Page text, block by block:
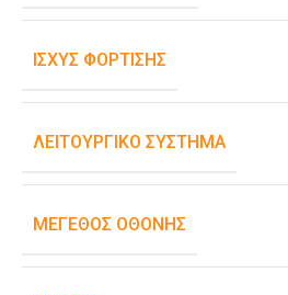
ΙΣΧΎΣ ΦΌΡΤΙΣΗΣ
ΛΕΙΤΟΥΡΓΙΚΌ ΣΎΣΤΗΜΑ
ΜΈΓΕΘΟΣ ΟΘΌΝΗΣ